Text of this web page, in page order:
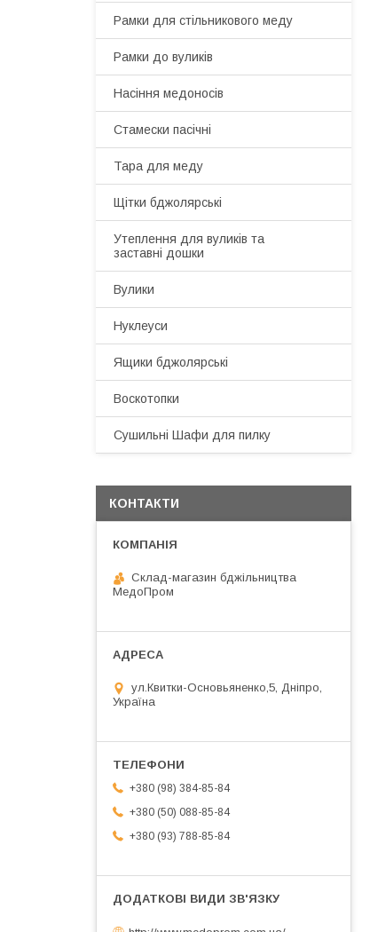
Рамки для стільникового меду
Рамки до вуликів
Насіння медоносів
Стамески пасічні
Тара для меду
Щітки бджолярські
Утеплення для вуликів та
заставні дошки
Вулики
Нуклеуси
Ящики бджолярські
Воскотопки
Сушильні Шафи для пилку
КОНТАКТИ
Склад-магазин бджільництва
МедоПром
ул.Квитки-Основьяненко,5, Дніпро,
Україна
+380 (98) 384-85-84
+380 (50) 088-85-84
+380 (93) 788-85-84